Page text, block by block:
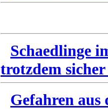
Schaedlinge
trotzdem
Gefahren